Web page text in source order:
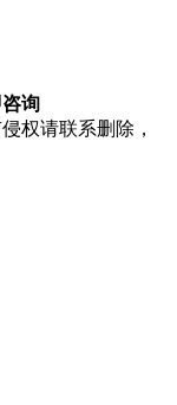
询
权请联系删除，